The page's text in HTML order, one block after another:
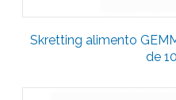
Skretting alimento
de